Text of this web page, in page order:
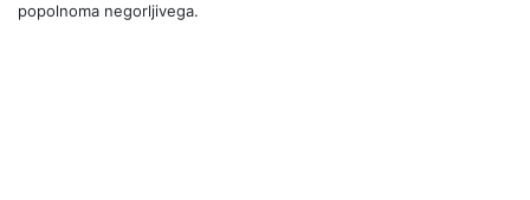
popolnoma negorljivega.